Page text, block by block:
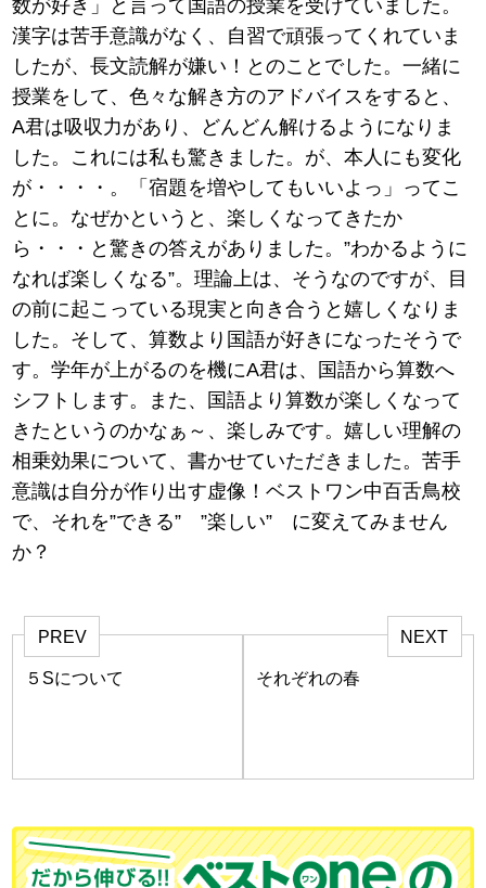
数が好き」と言って国語の授業を受けていました。
漢字は苦手意識がなく、自習で頑張ってくれていま
したが、長文読解が嫌い！とのことでした。一緒に
授業をして、色々な解き方のアドバイスをすると、
A君は吸収力があり、どんどん解けるようになりま
した。これには私も驚きました。が、本人にも変化
が・・・・。「宿題を増やしてもいいよっ」ってこ
とに。なぜかというと、楽しくなってきたか
ら・・・と驚きの答えがありました。”わかるように
なれば楽しくなる”。理論上は、そうなのですが、目
の前に起こっている現実と向き合うと嬉しくなりま
した。そして、算数より国語が好きになったそうで
す。学年が上がるのを機にA君は、国語から算数へ
シフトします。また、国語より算数が楽しくなって
きたというのかなぁ～、楽しみです。嬉しい理解の
相乗効果について、書かせていただきました。苦手
意識は自分が作り出す虚像！ベストワン中百舌鳥校
で、それを”できる” ”楽しい” に変えてみません
か？
PREV
５Sについて
NEXT
それぞれの春